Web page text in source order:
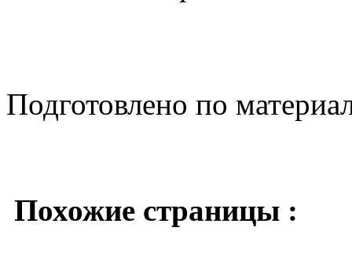
Подготовлено по
Похожие страницы :